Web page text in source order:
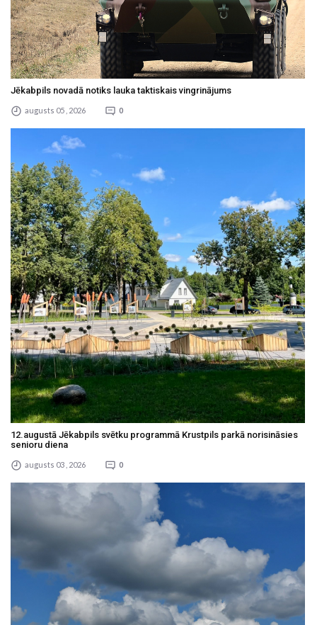
Jēkabpils novadā notiks lauka taktiskais vingrinājums
augusts 05 , 2026 0
12.augustā Jēkabpils svētku programmā Krustpils parkā norisināsies
senioru diena
augusts 03 , 2026 0